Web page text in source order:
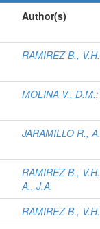
Author(s)
RAMIREZ B., V.H.
MOLINA V., D.M.;
JARAMILLO R., A.
RAMIREZ B., V.H.
A., J.A.
RAMIREZ B., V.H.